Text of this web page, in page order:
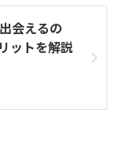
会えるの
ットを解説